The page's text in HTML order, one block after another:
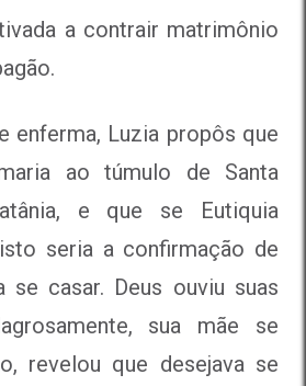
a contrair matrimônio
enferma, Luzia propôs que
ao túmulo de Santa
e que se Eutiquia
seria a confirmação de
se casar. Deus ouviu suas
sua mãe se
revelou que desejava se